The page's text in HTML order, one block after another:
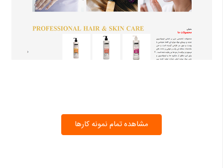
مشاهده تمام نمونه کارها